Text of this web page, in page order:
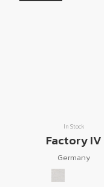
In Stock
Factory IV
Germany